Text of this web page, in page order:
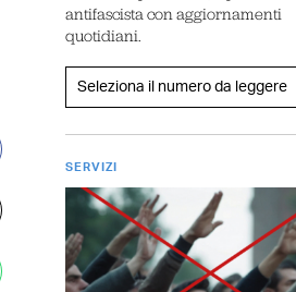
antifascista con aggiornamenti
quotidiani.
SERVIZI